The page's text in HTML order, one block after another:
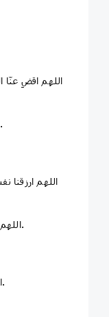
🟡 اللهم إنّا نسألك قلبًا حيًّا لا تغلبه الغفلة.
🟡 اللهم اجعل لنا في هذا اليوم نورًا في وجوهنا.
🟡 اللهم اجعل لنا صلاحًا في أهلينا وذرياتنا.